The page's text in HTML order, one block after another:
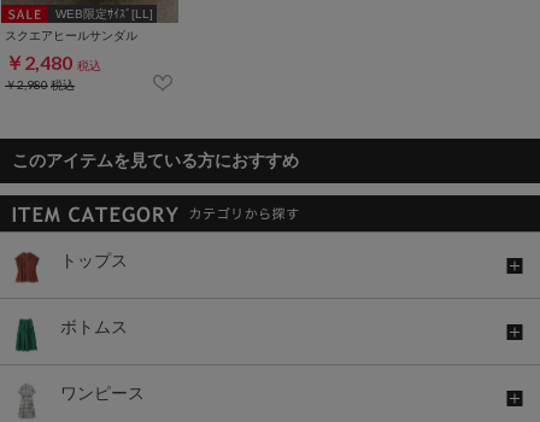
WEB限定ｻｲｽﾞ[LL]
スクエアヒールサンダル
￥2,480 税込
￥2,980税込
このアイテムを見ている方におすすめ
トップス
ボトムス
ワンピース